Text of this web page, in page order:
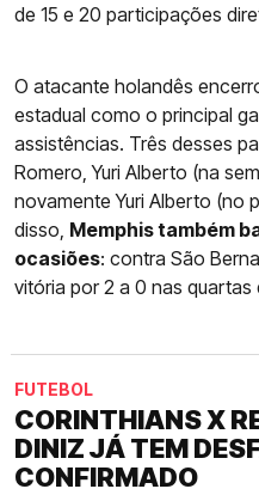
de 15 e 20 participações
O atacante holandês
estadual como o principal
assistências. Três desses
Romero, Yuri Alberto (na
novamente Yuri Alberto (no
disso, Memphis também
ocasiões: contra São
vitória por 2 a 0 nas quartas
FUTEBOL
CORINTHIANS X
DINIZ JÁ TEM
CONFIRMADO